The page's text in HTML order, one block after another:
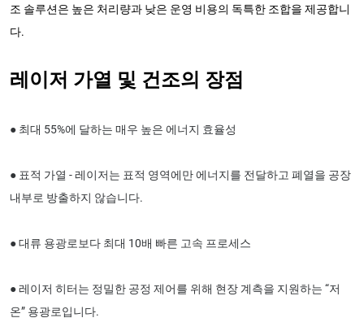
조 솔루션은 높은 처리량과 낮은 운영 비용의 독특한 조합을 제공합니
다.
레이저 가열 및 건조의 장점
● 최대 55%에 달하는 매우 높은 에너지 효율성
● 표적 가열 - 레이저는 표적 영역에만 에너지를 전달하고 폐열을 공장
내부로 방출하지 않습니다.
● 대류 용광로보다 최대 10배 빠른 고속 프로세스
● 레이저 히터는 정밀한 공정 제어를 위해 현장 계측을 지원하는 “저
온” 용광로입니다.